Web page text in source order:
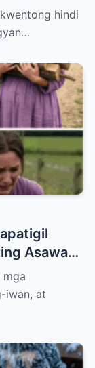
ang Isang
hindi
Asawa—
sa Kanya
iwan, at